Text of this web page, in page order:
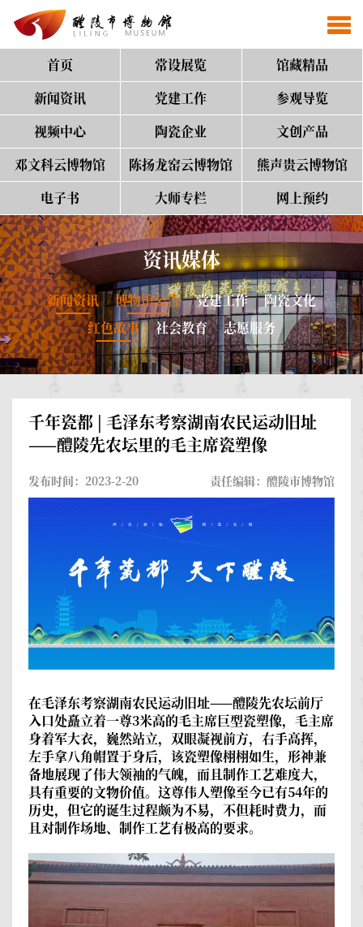
首页 常设展览
馆藏精品
新闻资讯
党建工作
参观导览
视频中心
陶瓷企业
文创产品
邓文科云博物馆
陈扬龙窑云博物馆
熊声贵云博物馆
电子书
大师专栏 网上预约
资讯媒体
新闻资讯 博物馆公告 党建工作
陶瓷文化
红色故事
社会教育 志愿服务
千年瓷都 | 毛泽东考察湖南农民运动旧址
——醴陵先农坛里的毛主席瓷塑像
发布时间：2023-2-20 责任编辑：醴陵市博物馆
在毛泽东考察湖南农民运动旧址——醴陵先农坛前厅
入口处矗立着一尊3米高的毛主席巨型瓷塑像，毛主席
身着军大衣，巍然站立，双眼凝视前方，右手高挥，
左手拿八角帽置于身后，该瓷塑像栩栩如生，形神兼
备地展现了伟大领袖的气魄，而且制作工艺难度大，
具有重要的文物价值。这尊伟人塑像至今已有54年的
历史，但它的诞生过程颇为不易，不但耗时费力，而
且对制作场地、制作工艺有极高的要求。